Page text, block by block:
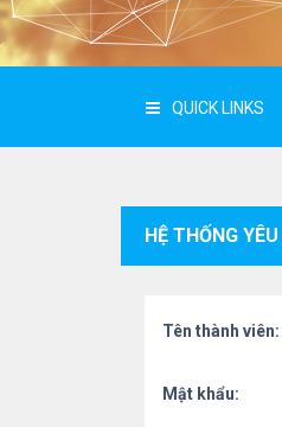
QUICK LINKS
HỆ THỐNG
Tên thành viên:
Mật khẩu: